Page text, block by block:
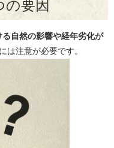
の要因
る自然の影響や経年劣化が
は注意が必要です。